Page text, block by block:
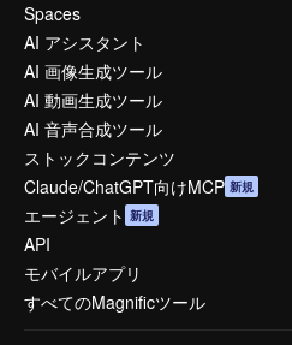
Spaces
AI アシスタント
AI 画像生成ツール
AI 動画生成ツール
AI 音声合成ツール
ストックコンテンツ
Claude/ChatGPT向けMCP 新規
エージェント 新規
API
モバイルアプリ
すべてのMagnificツール